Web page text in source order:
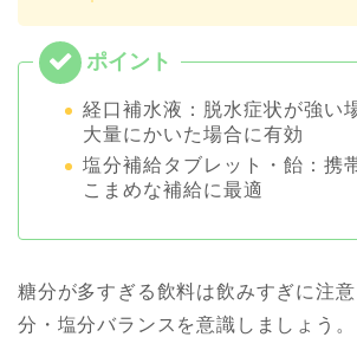
経口補水液：脱水症状が強い
大量にかいた場合に有効
塩分補給タブレット・飴：携
こまめな補給に最適
糖分が多すぎる飲料は飲みすぎに注
分・塩分バランスを意識しましょう。